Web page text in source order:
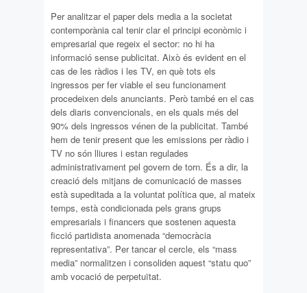
Per analitzar el paper dels media a la societat
contemporània cal tenir clar el principi econòmic i
empresarial que regeix el sector: no hi ha
informació sense publicitat. Això és evident en el
cas de les ràdios i les TV, en què tots els
ingressos per fer viable el seu funcionament
procedeixen dels anunciants. Però també en el cas
dels diaris convencionals, en els quals més del
90% dels ingressos vénen de la publicitat. També
hem de tenir present que les emissions per ràdio i
TV no són lliures i estan regulades
administrativament pel govern de torn. És a dir, la
creació dels mitjans de comunicació de masses
està supeditada a la voluntat política que, al mateix
temps, està condicionada pels grans grups
empresarials i financers que sostenen aquesta
ficció partidista anomenada “democràcia
representativa”. Per tancar el cercle, els “mass
media” normalitzen i consoliden aquest “statu quo”
amb vocació de perpetuïtat.